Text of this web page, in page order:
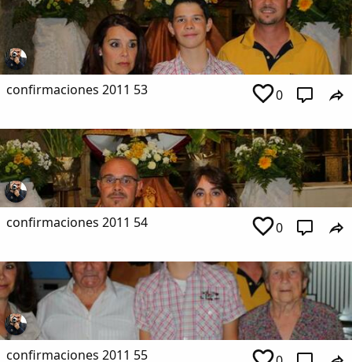
confirmaciones 2011 53 0
confirmaciones 2011 54 0
confirmaciones 2011 55